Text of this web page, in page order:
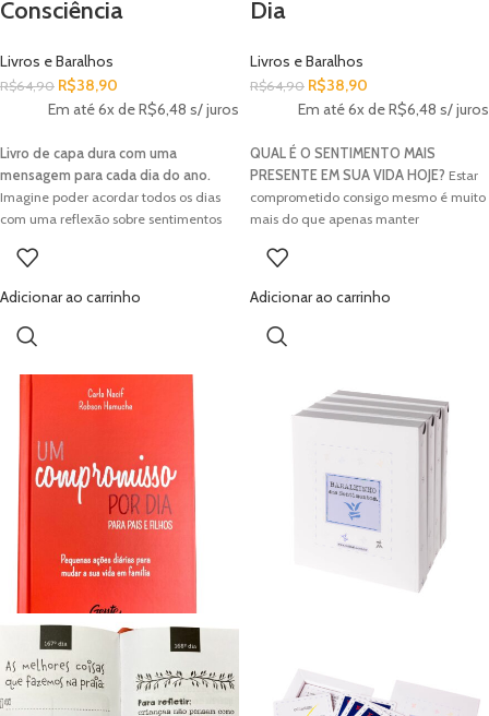
Consciência
Livros e Baralhos
R$64,90 R$38,90
Em até 6x deR$6,48 s/ juros
Livro de capa dura com uma
mensagem para cada dia do ano.
Imagine poder acordar todos os dias
com uma reflexão sobre sentimentos
"Meu Livro da Consciência" traz algo
autoconhecimento e consciência sobre
nós e nossas escolhas. Tadashi
Kadomoto nos convida para uma
jornada de plenitude, impulsionando-
nos a viver cada dia com mais
significado, focados em nosso
verdadeiro propósito e mais presentes
para nós mesmos e aqueles que
amamos.
Adicionar ao carrinho
Dia
Livros e Baralhos
R$64,90 R$38,90
Em até 6x deR$6,48 s/ juros
QUAL É O SENTIMENTO MAIS
PRESENTE EM SUA VIDA HOJE? Estar
comprometido consigo mesmo é muito
mais do que apenas manter
preciso mudança de hábito, inspiração
autoconhecimento, a bondade, a
empatia, o desapego e a alegria de
viver. Para ajudá-lo a encontrar o
Tadashi Kadomoto e Robson Hamuche
reuniram, em “Um compromisso por
dia”, pequenas atitudes mentais, físicas
e espirituais que irão guiá-lo no
caminho da renovação diária para nos
tornarmos pessoas melhores. Mesmo
que por alguns minutos, é preciso,
todos os dias, ajustar a nossa rotina.
Não se deixe levar pela preocupação
do dia a dia. Embarque nesta aventura
365 atividades que irão inspirá-lo e
motivá-lo a seguir pelo caminho mais
Adicionar ao carrinho